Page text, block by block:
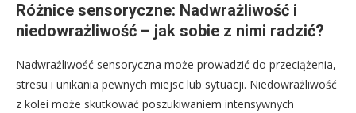
Różnice sensoryczne: Nadwrażliwość i
niedowrażliwość – jak sobie z nimi radzić?
Nadwrażliwość sensoryczna może prowadzić do przeciążenia,
stresu i unikania pewnych miejsc lub sytuacji. Niedowrażliwość
z kolei może skutkować poszukiwaniem intensywnych